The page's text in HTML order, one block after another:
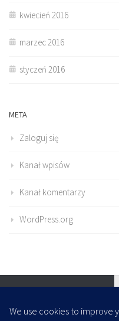
kwiecień 2016
marzec 2016
styczeń 2016
META
Zaloguj się
Kanał wpisów
Kanał komentarzy
WordPress.org